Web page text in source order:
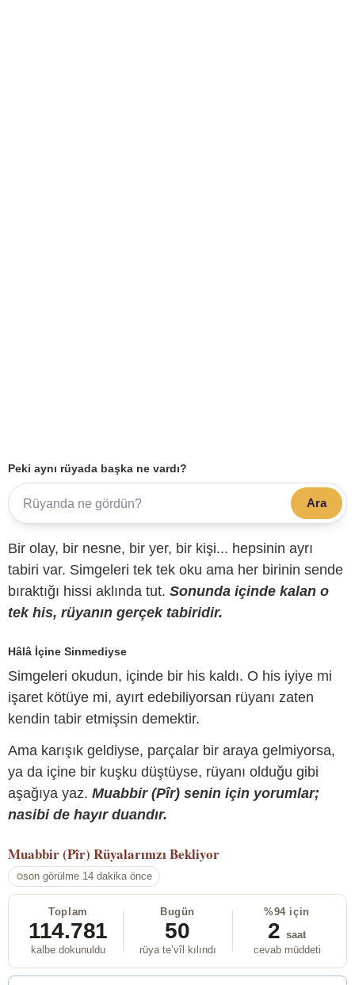
Peki aynı rüyada başka ne vardı?
Ara
Bir olay, bir nesne, bir yer, bir kişi... hepsinin ayrı
tabiri var. Simgeleri tek tek oku ama her birinin sende
bıraktığı hissi aklında tut. Sonunda içinde kalan o
tek his, rüyanın gerçek tabiridir.
Hâlâ İçine Sinmediyse
Simgeleri okudun, içinde bir his kaldı. O his iyiye mi
işaret kötüye mi, ayırt edebiliyorsan rüyanı zaten
kendin tabir etmişsin demektir.
Ama karışık geldiyse, parçalar bir araya gelmiyorsa,
ya da içine bir kuşku düştüyse, rüyanı olduğu gibi
aşağıya yaz. Muabbir (Pîr) senin için yorumlar;
nasibi de hayır duandır.
Muabbir (Pîr) Rüyalarınızı Bekliyor
son görülme 14 dakika önce
Toplam
114.781
kalbe dokunuldu
Bugün
50
rüya te’vîl kılındı
%94 için
2 saat
cevab müddeti